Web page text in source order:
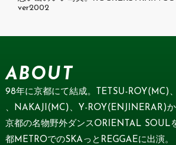
ver2002
ABOUT
98年に京都にて結成。TETSU-ROY(MC)
、NAKAJI(MC)、Y-ROY(ENJINERAR)
京都の名物野外ダンスORIENTAL SOUL
都METROでのSKAっとREGGAEに出演